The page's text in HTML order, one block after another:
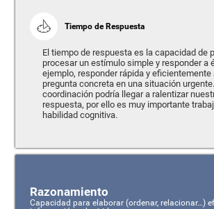
Tiempo de Respuesta
El tiempo de respuesta es la capacidad de
procesar un estímulo simple y responder a
ejemplo, responder rápida y eficientemente
pregunta concreta en una situación
coordinación podría llegar a ralentizar
respuesta, por ello es muy importante
habilidad cognitiva.
Razonamiento
Capacidad para elaborar (ordenar, relacionar…)